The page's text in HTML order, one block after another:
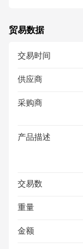
贸易数据
交易时间
供应商
采购商
产品描述
交易数
重量
金额